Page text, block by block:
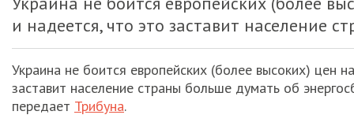
и надеется, что это заставит население
Украина не боится европейских (более высоких) цен
заставит население страны больше думать об
передает Трибуна.